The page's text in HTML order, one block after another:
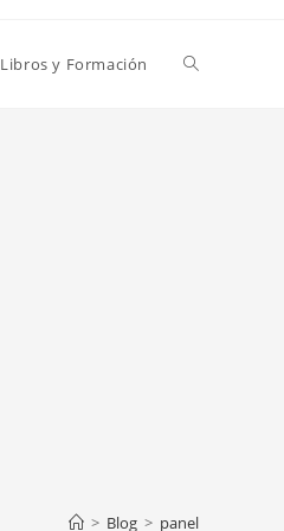
Libros y Formación Alternar
> Blog > panel